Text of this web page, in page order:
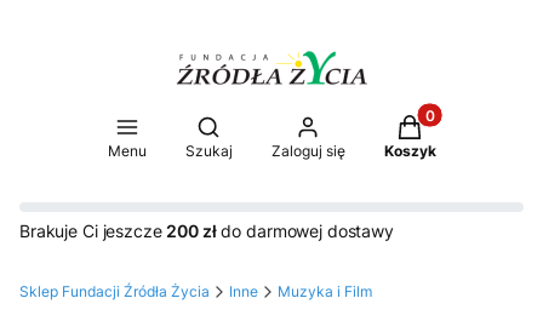
Menu
Otwórz wyszukiwarkę
Szukaj Zaloguj się
Produkty w
Koszyk
Brakuje Ci jeszcze 200 złdo darmowej dostawy
Sklep Fundacji Źródła Życia Inne Muzyka i Film